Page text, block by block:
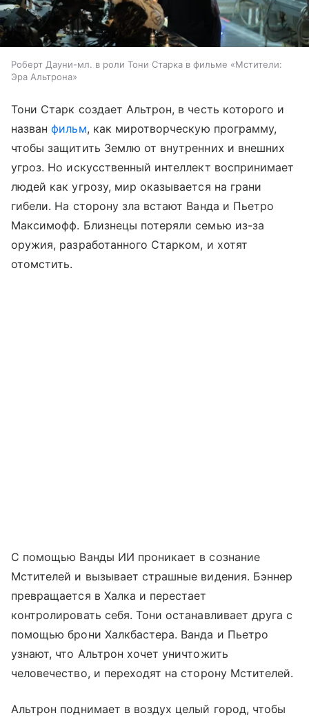
Роберт Дауни-мл. в роли Тони Старка в фильме «Мстители:
Эра Альтрона»
Тони Старк создает Альтрон, в честь которого и
названфильм, как миротворческую программу,
чтобы защитить Землю от внутренних и внешних
угроз. Но искусственный интеллект воспринимает
людей как угрозу, мир оказывается на грани
гибели. На сторону зла встают Ванда и Пьетро
Максимофф. Близнецы потеряли семью из-за
оружия, разработанного Старком, и хотят
отомстить.
С помощью Ванды ИИ проникает в сознание
Мстителей и вызывает страшные видения. Бэннер
превращается в Халка и перестает
контролировать себя. Тони останавливает друга с
помощью брони Халкбастера. Ванда и Пьетро
узнают, что Альтрон хочет уничтожить
человечество, и переходят на сторону Мстителей.
Альтрон поднимает в воздух целый город, чтобы